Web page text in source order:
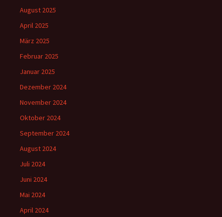
August 2025
April 2025
März 2025
Februar 2025
Januar 2025
Dezember 2024
November 2024
Oktober 2024
September 2024
August 2024
Juli 2024
Juni 2024
Mai 2024
April 2024